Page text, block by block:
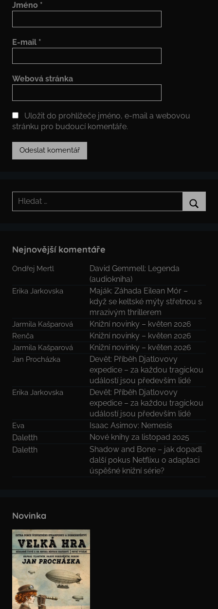
Jméno *
E-mail *
Webová stránka
Uložit do prohlížeče jméno, e-mail a webovou
stránku pro budoucí komentáře.
Hledat:
Nejnovější komentáře
Ondřej Mertl
David Gemmell: Legenda
(audiokniha)
Erika Jarkovska
Maják: Záhada Eilean Mór –
když se keltské mýty střetnou s
mrazivým thrillerem
Jarmila Kašparová Knižní novinky – květen 2026
Renča Knižní novinky – květen 2026
Jarmila Kašparová Knižní novinky – květen 2026
Jan Procházka
Devět: Příběh Djatlovovy
expedice – za každou tragickou
událostí jsou především lidé
Erika Jarkovska
Devět: Příběh Djatlovovy
expedice – za každou tragickou
událostí jsou především lidé
Eva
Isaac Asimov: Nemesis
Daletth
Nové knihy za listopad 2025
Daletth
Shadow and Bone – jak dopadl
další pokus Netflixu o adaptaci
úspěšné knižní série?
Novinka